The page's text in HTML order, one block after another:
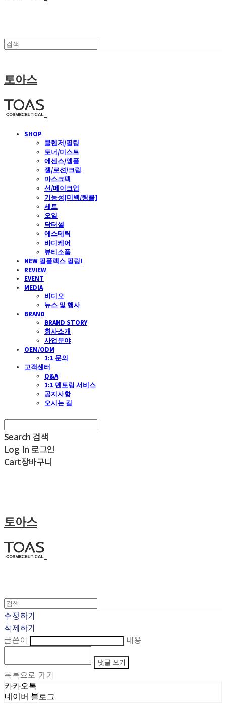
토아스
SHOP
클렌저/필링
토너/미스트
에센스/앰플
젤/로션/크림
마스크팩
선/메이크업
기능성[미백/링클]
세트
오일
닥터셀
에스테틱
바디케어
뷰티소품
NEW 필플렉스 필링!
REVIEW
EVENT
MEDIA
비디오
뉴스 및 행사
BRAND
BRAND STORY
회사소개
사업분야
OEM/ODM
1:1 문의
고객센터
Q&A
1:1 멘토링 서비스
공지사항
오시는 길
Search 검색
Log In 로그인
Cart장바구니
토아스
수정하기
삭제하기
글쓴이
내용
댓글 쓰기
목록으로 가기
카카오톡
네이버 블로그